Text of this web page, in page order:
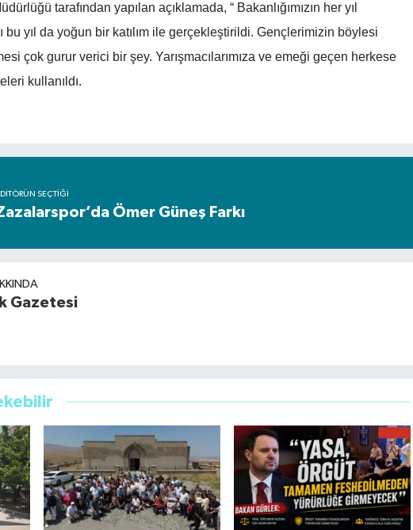
tarafından yapılan açıklamada, “ Bakanlığımızın her yıl
bu yıl da yoğun bir katılım ile gerçekleştirildi. Gençlerimizin böylesi
çok gurur verici bir şey. Yarışmacılarımıza ve emeği geçen herkese
kullanıldı.
SEÇTIĞI
Ömer Güneş Farkı
Gazetesi